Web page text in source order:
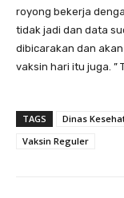
royong bekerja
tidak jadi dan data
dibicarakan dan
vaksin hari itu juga. ”
TAGS Dinas
Vaksin Reguler